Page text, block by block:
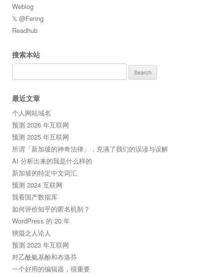
Weblog
𝕏 @Fenng
Readhub
搜索本站
for:
最近文章
个人网站域名
预测 2026 年互联网
预测 2025 年互联网
所谓「新加坡的神奇法律」，充满了我们的误读与误解
AI 分析出来的我是什么样的
新加坡的特定中文词汇
预测 2024 互联网
我看国产数据库
如何评价知乎的匿名机制？
WordPress 的 20 年
狹隘之人论人
预测 2023 年互联网
对乙酰氨基酚和布洛芬
一个好用的编辑器，很重要